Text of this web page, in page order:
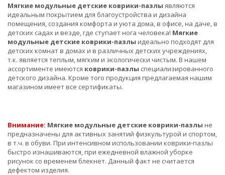
Мягкие модульные детские коврики-пазлы являются
идеальным покрытием для благоустройства и дизайна
помещения, создания комфорта и уюта дома, в офисе, на даче, в
детских садах и везде, где ступает нога человека! Мягкие
модульные детские коврики-пазлы идеально подходят для
детских комнат в домах и в различных детских учреждениях,
т.к. является теплым, мягким и экологически чистым. В нашем
ассортименте имеются коврики-пазлы специализированного
детского дизайна. Кроме того продукция предлагаемая нашим
магазином имеет все сертификаты.
Внимание: Мягкие модульные детские коврики-пазлы не
предназначены для активных занятий физкультурой и спортом,
в т.ч. в обуви. При интенсивном использовании коврики-пазлы
быстро изнашиваются, при ежедневной влажной уборке
рисунок со временем блекнет. Данный факт не считается
дефектом изделия.